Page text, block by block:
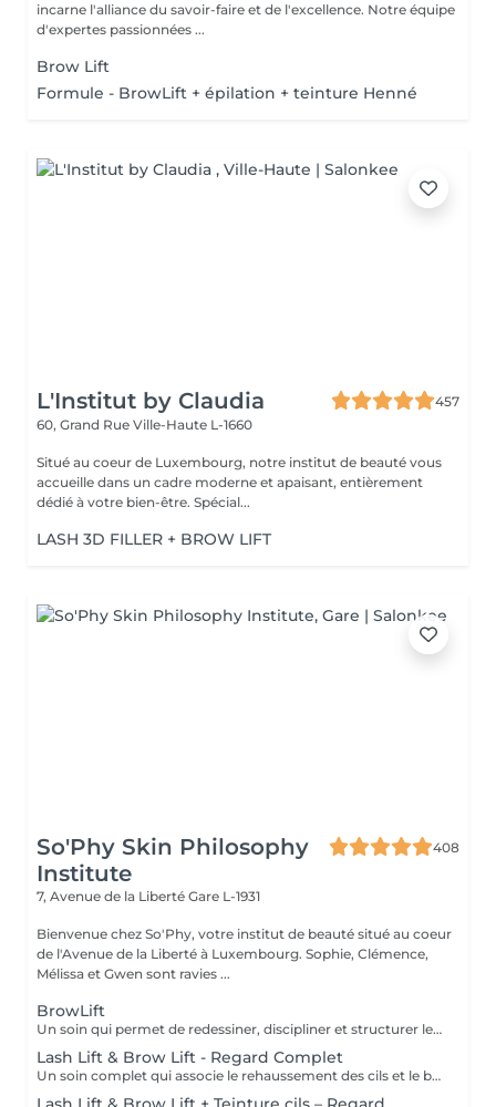
incarne l'alliance du savoir-faire et de l'excellence. Notre équipe
d'expertes passionnées ...
Brow Lift
Formule - BrowLift + épilation + teinture Henné
L'Institut by Claudia
457
60, Grand Rue Ville-Haute L-1660
Situé au coeur de Luxembourg, notre institut de beauté vous
accueille dans un cadre moderne et apaisant, entièrement
dédié à votre bien-être. Spécial...
LASH 3D FILLER + BROW LIFT
So'Phy Skin Philosophy
Institute
408
7, Avenue de la Liberté Gare L-1931
Bienvenue chez So'Phy, votre institut de beauté situé au coeur
de l'Avenue de la Liberté à Luxembourg. Sophie, Clémence,
Mélissa et Gwen sont ravies ...
BrowLift
Un soin qui permet de redessiner, discipliner et structurer les sourcils pour un résultat net, harmonieux et naturellement sublimé. Le brow lift vient repositionner les poils afin de donner un effet plus fourni, mieux défini et parfaitement maîtrisé. Une teinture est incluse afin d'intensifier la couleur et d'apporter plus de profondeur au regard, tout en conservant un rendu naturel et élégant. Les sourcils sont restructurés, le regard est encadré et les traits du visage sont mis en valeur au quotidien.
Lash Lift & Brow Lift - Regard Complet
Un soin complet qui associe le rehaussement des cils et le brow lift pour sublimer l’ensemble du regard. Les cils sont liftés dès la racine pour apporter longueur visuelle et ouverture du regard, tandis que les sourcils sont restructurés, disciplinés et redessinés pour un résultat net et harmonieux. Le regard est intensifié, mieux encadré et naturellement mis en valeur. Une solution idéale pour un effet soigné, élégant et durable, sans maquillage au quotidien.